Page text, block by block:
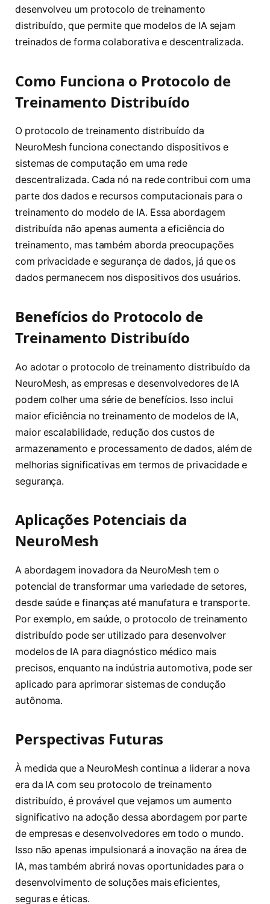
desenvolveu um protocolo de treinamento
distribuído, que permite que modelos de IA sejam
treinados de forma colaborativa e descentralizada.
Como Funciona o Protocolo de
Treinamento Distribuído
O protocolo de treinamento distribuído da
NeuroMesh funciona conectando dispositivos e
sistemas de computação em uma rede
descentralizada. Cada nó na rede contribui com uma
parte dos dados e recursos computacionais para o
treinamento do modelo de IA. Essa abordagem
distribuída não apenas aumenta a eficiência do
treinamento, mas também aborda preocupações
com privacidade e segurança de dados, já que os
dados permanecem nos dispositivos dos usuários.
Benefícios do Protocolo de
Treinamento Distribuído
Ao adotar o protocolo de treinamento distribuído da
NeuroMesh, as empresas e desenvolvedores de IA
podem colher uma série de benefícios. Isso inclui
maior eficiência no treinamento de modelos de IA,
maior escalabilidade, redução dos custos de
armazenamento e processamento de dados, além de
melhorias significativas em termos de privacidade e
segurança.
Aplicações Potenciais da
NeuroMesh
A abordagem inovadora da NeuroMesh tem o
potencial de transformar uma variedade de setores,
desde saúde e finanças até manufatura e transporte.
Por exemplo, em saúde, o protocolo de treinamento
distribuído pode ser utilizado para desenvolver
modelos de IA para diagnóstico médico mais
precisos, enquanto na indústria automotiva, pode ser
aplicado para aprimorar sistemas de condução
autônoma.
Perspectivas Futuras
À medida que a NeuroMesh continua a liderar a nova
era da IA com seu protocolo de treinamento
distribuído, é provável que vejamos um aumento
significativo na adoção dessa abordagem por parte
de empresas e desenvolvedores em todo o mundo.
Isso não apenas impulsionará a inovação na área de
IA, mas também abrirá novas oportunidades para o
desenvolvimento de soluções mais eficientes,
seguras e éticas.